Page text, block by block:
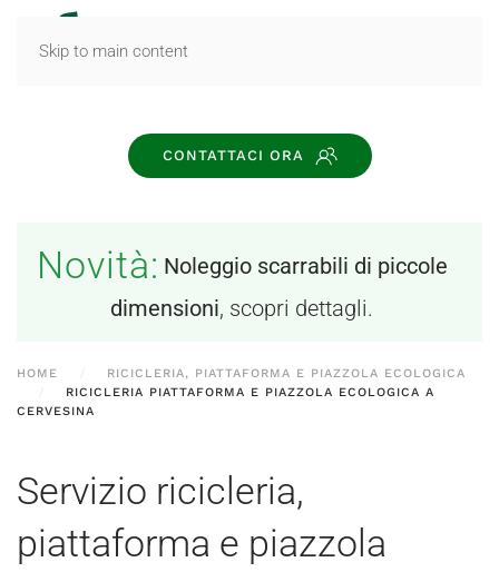
Skip to main content
CONTATTACI ORA
Novità: Noleggio scarrabili di piccole
dimensioni, scopri dettagli.
HOME
RICICLERIA, PIATTAFORMA E PIAZZOLA ECOLOGICA
RICICLERIA PIATTAFORMA E PIAZZOLA ECOLOGICA A
CERVESINA
Servizio ricicleria,
piattaforma e piazzola